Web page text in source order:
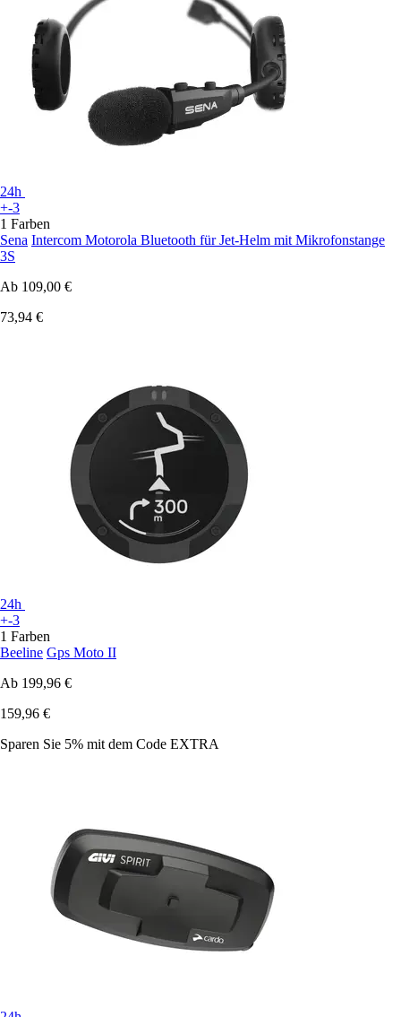
24h
+-3
1 Farben
Sena Intercom Motorola Bluetooth für Jet-Helm mit Mikrofonstange
3S
Ab 109,00 €
73,94 €
24h
+-3
1 Farben
Beeline Gps Moto II
Ab 199,96 €
159,96 €
Sparen Sie 5% mit dem Code EXTRA